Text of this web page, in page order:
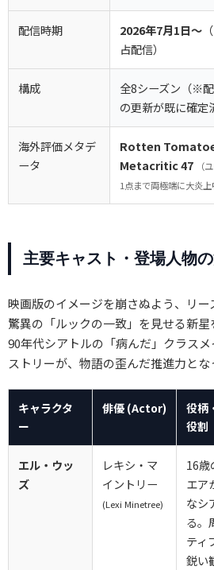
配信時期 2026年7月1日〜
占配信）
構成
全8シーズン（※
の更新が既に確定
海外評価メタデ
ータ
Rotten
Metacritic 47
（
1点まで両極端に大炎上
主要キャスト・登場人物
映画版のイメージを崩さぬよう、リー
驚異の「ルックの一致」を見せる新星
90年代シアトルの「病んだ」クラス
ストリーが、物語の歪んだ推進力とな
キャラクタ
ー
俳優 (Actor)
役柄
役割
エル・ウッ
ズ
レキシ・マ
イントリー
(Lexi Minetree)
16歳
エア
なシ
る。
ティ
鋭い